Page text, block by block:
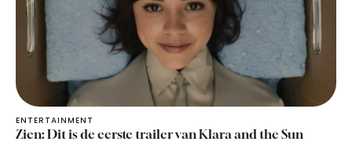
ENTERTAINMENT
Zien: Dit is de eerste trailer van Klara and the Sun